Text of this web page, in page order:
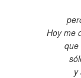
Hoy me
que
y